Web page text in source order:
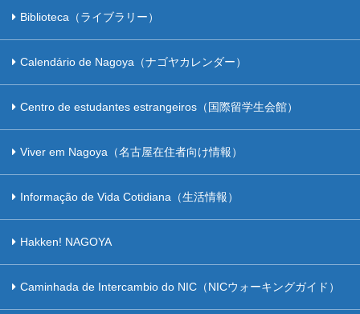
Biblioteca（ライブラリー）
Calendário de Nagoya（ナゴヤカレンダー）
Centro de estudantes estrangeiros（国際留学生会館）
Viver em Nagoya（名古屋在住者向け情報）
Informação de Vida Cotidiana（生活情報）
Hakken! NAGOYA
Caminhada de Intercambio do NIC（NICウォーキングガイド）